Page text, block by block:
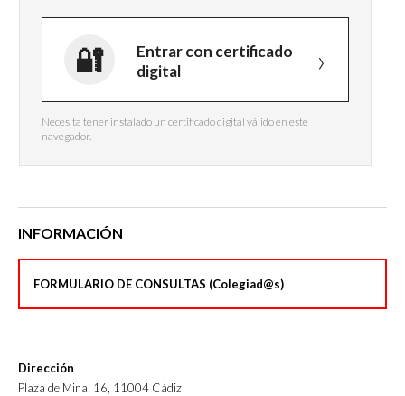
Entrar con certificado
digital
Necesita tener instalado un certificado digital válido en este
navegador.
INFORMACIÓN
FORMULARIO DE CONSULTAS (Colegiad@s)
Dirección
Plaza de Mina, 16, 11004 Cádiz